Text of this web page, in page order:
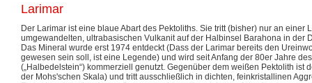
Larimar
Der Larimar ist eine blaue Abart des Pektoliths. Sie tritt (bisher) nur an einer
umgewandelten, ultrabasischen Vulkanit auf der Halbinsel Barahona in der
Das Mineral wurde erst 1974 entdeckt (Dass der Larimar bereits den
gewesen sein soll, ist eine Legende) und wird seit Anfang der 80er Jahre
(„Halbedelstein“) kommerziell genutzt. Gegenüber dem weißen Pektolith ist
der Mohs'schen Skala) und tritt ausschließlich in dichten, feinkristallinen